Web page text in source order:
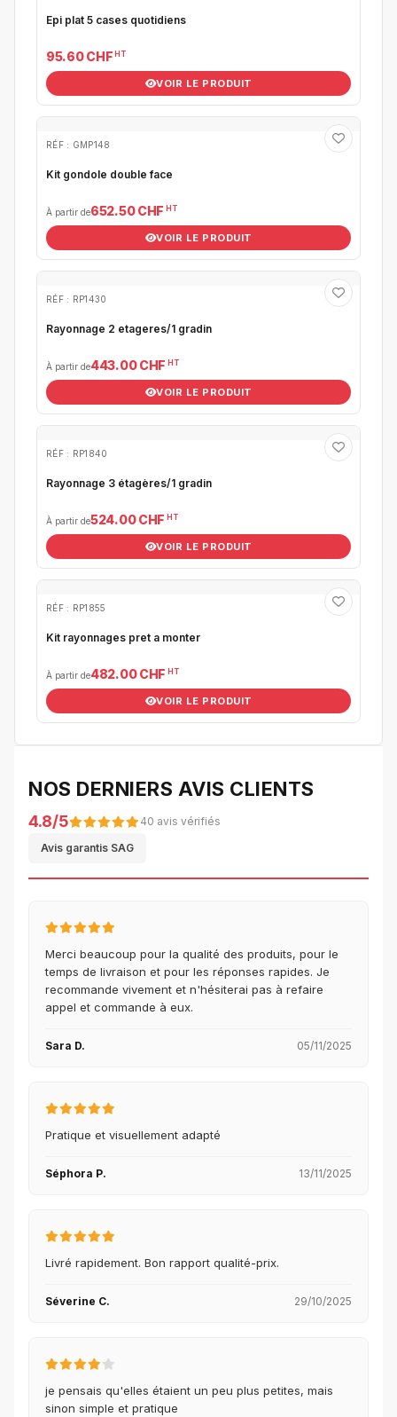
Epi plat 5 cases quotidiens
95.60 CHF HT
VOIR LE PRODUIT
RÉF : GMP148
Kit gondole double face
À partir de652.50 CHF HT
VOIR LE PRODUIT
RÉF : RP1430
Rayonnage 2 etageres/1 gradin
À partir de443.00 CHF HT
VOIR LE PRODUIT
RÉF : RP1840
Rayonnage 3 étagères/1 gradin
À partir de524.00 CHF HT
VOIR LE PRODUIT
RÉF : RP1855
Kit rayonnages pret a monter
À partir de482.00 CHF HT
VOIR LE PRODUIT
NOS DERNIERS AVIS CLIENTS
4.8/5 40 avis vérifiés
Avis garantis SAG
Merci beaucoup pour la qualité des produits, pour le
temps de livraison et pour les réponses rapides. Je
recommande vivement et n'hésiterai pas à refaire
appel et commande à eux.
Sara D. 05/11/2025
Pratique et visuellement adapté
Séphora P. 13/11/2025
Livré rapidement. Bon rapport qualité-prix.
Séverine C. 29/10/2025
je pensais qu'elles étaient un peu plus petites, mais
sinon simple et pratique